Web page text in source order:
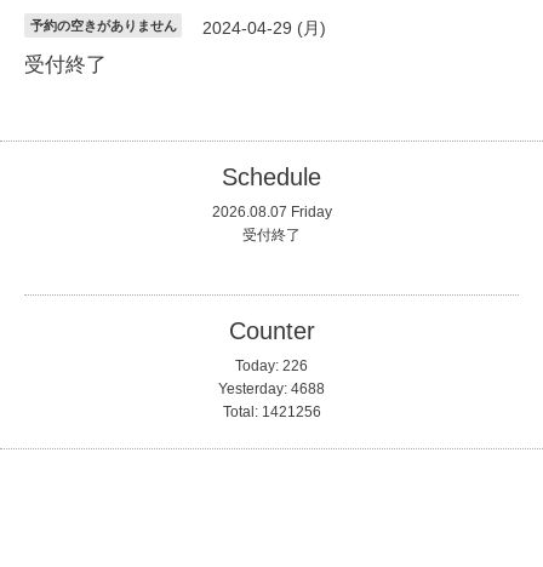
予約の空きがありません 2024-04-29 (月)
受付終了
Schedule
2026.08.07 Friday
受付終了
Counter
Today: 226
Yesterday: 4688
Total: 1421256